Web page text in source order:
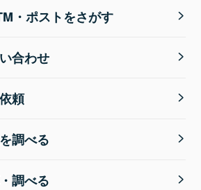
・ポストをさがす
合わせ
頼
調べる
調べる